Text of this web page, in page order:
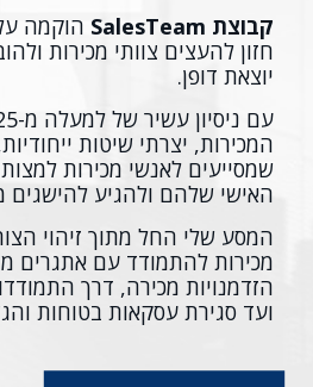
קבוצת SalesTeam
הוקמה
חזון להעצים צוותי מכירות
יוצאת דופן.
המכירות, יצרתי שיטות
שמסייעים לאנשי מכירות
האישי שלהם ולהגיע להישגים
המסע שלי החל מתוך זיהוי
מכירות להתמודד עם אתגרים
הזדמנויות מכירה, דרך
ועד סגירת עסקאות בטוחות